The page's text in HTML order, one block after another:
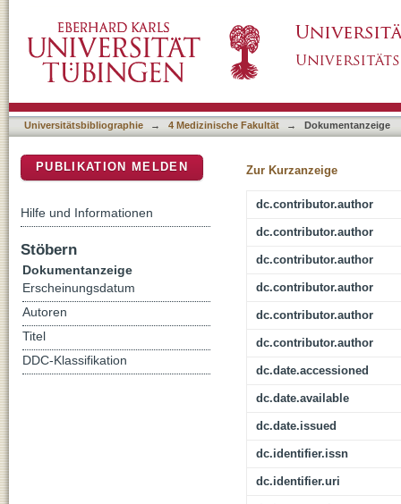
Coated Neurovascular Stents
Universitätsbibliographie → 4 Medizinische Fakultät → Dokumentanzeige
Zur Kurzanzeige
dc.contributor.author
dc.contributor.author
dc.contributor.author
dc.contributor.author
dc.contributor.author
dc.contributor.author
dc.date.accessioned
dc.date.available
dc.date.issued
dc.identifier.issn
dc.identifier.uri
PUBLIKATION MELDEN
Hilfe und Informationen
Stöbern
Dokumentanzeige
Erscheinungsdatum
Autoren
Titel
DDC-Klassifikation